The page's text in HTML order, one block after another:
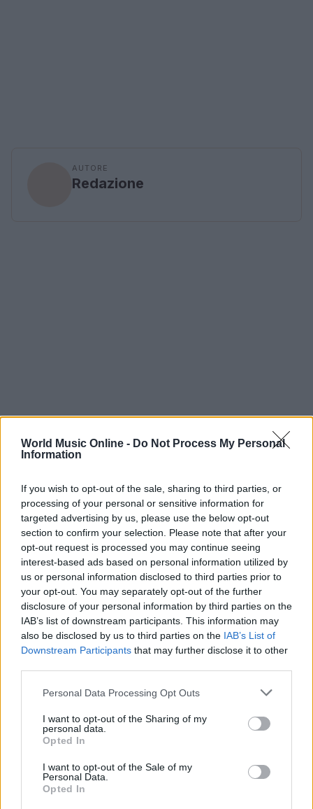
World Music Online - Do Not Process My Personal
Information
If you wish to opt-out of the sale, sharing to third parties, or
processing of your personal or sensitive information for
targeted advertising by us, please use the below opt-out
section to confirm your selection. Please note that after your
opt-out request is processed you may continue seeing
interest-based ads based on personal information utilized by
us or personal information disclosed to third parties prior to
your opt-out. You may separately opt-out of the further
disclosure of your personal information by third parties on the
IAB’s list of downstream participants. This information may
also be disclosed by us to third parties on the IAB’s List of
Downstream Participants that may further disclose it to other
Please note that this website/app uses one or more Google
not limited to your visit or usage behaviour. You may click to
grant or deny consent to Google and its third-party tags to
use your data for below specified purposes in below Google
consent section.
Personal Data Processing Opt Outs
I want to opt-out of the Sharing of my
personal data.
Opted In
I want to opt-out of the Sale of my
Personal Data.
Opted In
AUTORE
Redazione
Continua a leggere
NEWS
Noemi in ospedale: il racconto della riabilitazione e il
ritorno sul palco